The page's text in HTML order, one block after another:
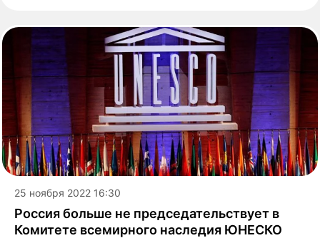
25 ноября 2022 16:30
Россия больше не председательствует в
Комитете всемирного наследия ЮНЕСКО